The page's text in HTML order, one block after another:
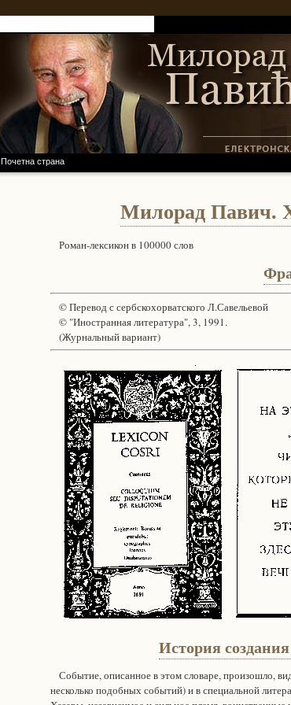
Почетна страна
Милорад Павич.
Роман-лексикон в 100000 слов
© Перевод с сербскохорватского Л.Савельевой
© "Иностранная литература", 3, 1991.
(Журнальный вариант)
История
Событие, описанное в этом словаре, произошло,
несколько подобных событий) и в специальной